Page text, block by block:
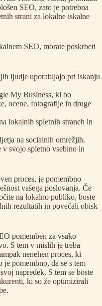
SEO, zato je potrebna
strani za lokalne iskalne
SEO, morate poskrbeti
ljudje uporabljajo pri iskanju
My Business, ki bo
ocene, fotografije in druge
lokalnih spletnih straneh in
na socialnih omrežjih.
svojo spletno vsebino in
proces, je pomembno
vašega poslovanja. Če
na lokalno publiko, boste
rezultatih in povečali obisk
pomemben za vsako
S tem v mislih je treba
nenehen proces, ki
pomembno, da se s tem
napredek. S tem se boste
ki so že optimizirali